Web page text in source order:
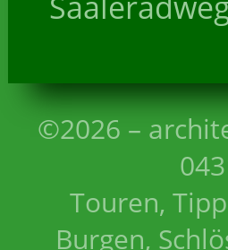
©2026 –
Touren,
Burgen,